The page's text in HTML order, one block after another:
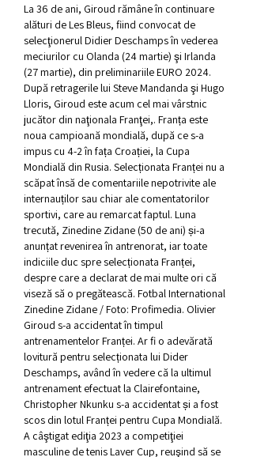
La 36 de ani, Giroud rămâne în continuare
alături de Les Bleus, fiind convocat de
selecţionerul Didier Deschamps în vederea
meciurilor cu Olanda (24 martie) şi Irlanda
(27 martie), din preliminariile EURO 2024.
După retragerile lui Steve Mandanda şi Hugo
Lloris, Giroud este acum cel mai vârstnic
jucător din naţionala Franţei,. Franța este
noua campioană mondială, după ce s-a
impus cu 4-2 în fața Croației, la Cupa
Mondială din Rusia. Selecționata Franței nu a
scăpat însă de comentariile nepotrivite ale
internauților sau chiar ale comentatorilor
sportivi, care au remarcat faptul. Luna
trecută, Zinedine Zidane (50 de ani) și-a
anunțat revenirea în antrenorat, iar toate
indiciile duc spre selecționata Franței,
despre care a declarat de mai multe ori că
viseză să o pregătească. Fotbal International
Zinedine Zidane / Foto: Profimedia. Olivier
Giroud s-a accidentat în timpul
antrenamentelor Franței. Ar fi o adevărată
lovitură pentru selecționata lui Dider
Deschamps, având în vedere că la ultimul
antrenament efectuat la Clairefontaine,
Christopher Nkunku s-a accidentat și a fost
scos din lotul Franței pentru Cupa Mondială.
A câştigat ediţia 2023 a competiţiei
masculine de tenis Laver Cup, reuşind să se